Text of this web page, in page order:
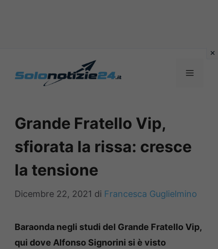
MENU
Grande Fratello Vip,
sfiorata la rissa: cresce
la tensione
Dicembre 22, 2021 di Francesca Guglielmino
Baraonda negli studi del Grande Fratello Vip,
qui dove Alfonso Signorini si è visto